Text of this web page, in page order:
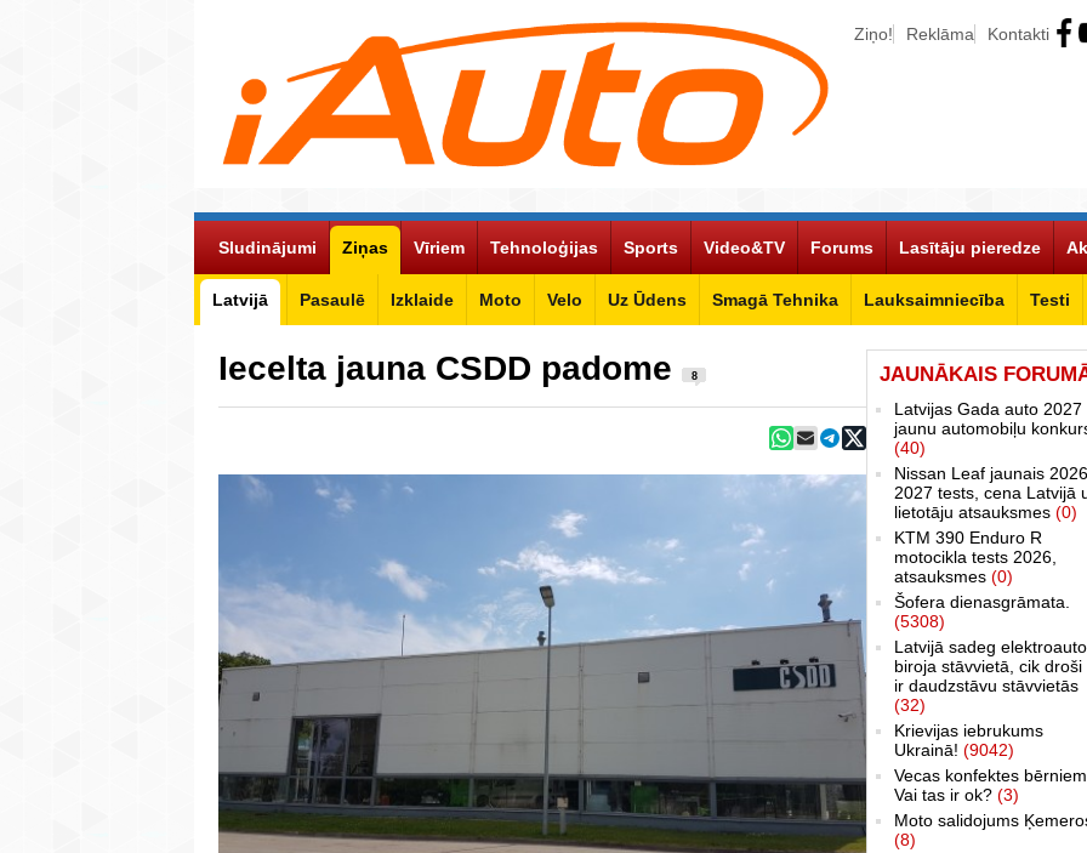
Ziņo! Reklāma Kontakti
Sludinājumi Ziņas
Latvijā Pasaulē Izklaide Moto Velo Uz Ūdens Smagā Tehnika Lauksaimniecība Testi
Vīriem Tehnoloģijas Sports Video&TV Forums Lasītāju pieredze
Iecelta jauna CSDD padome 8 JAUNĀKAIS
Latvijas Gada auto 2027
jaunu automobiļu
(40)
Nissan Leaf jaunais
2027 tests, cena Latvijā
lietotāju atsauksmes (0)
KTM 390 Enduro R
motocikla tests 2026,
atsauksmes (0)
Šofera dienasgrāmata.
(5308)
Latvijā sadeg elektroauto
biroja stāvvietā, cik droši
ir daudzstāvu stāvvietās
(32)
Krievijas iebrukums
Ukrainā! (9042)
Vecas konfektes
Vai tas ir ok? (3)
Moto salidojums
(8)